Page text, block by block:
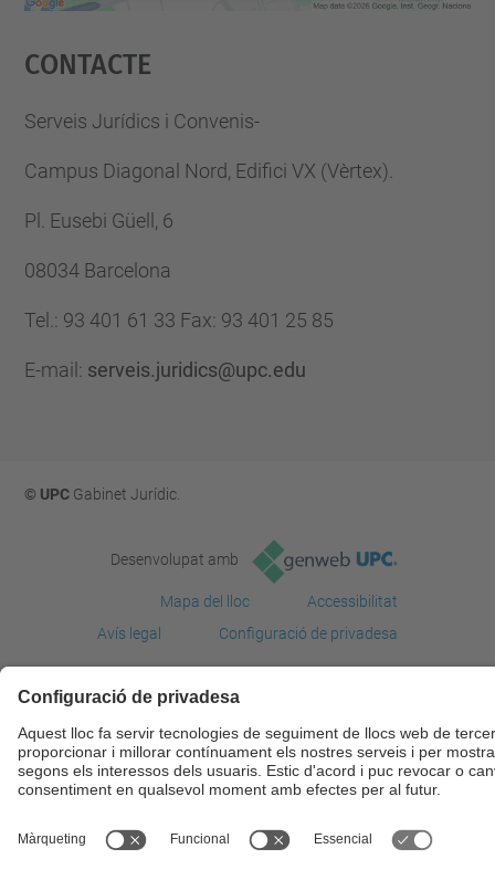
powered by
Contacte
Serveis Jurídics i Convenis-
Campus Diagonal Nord, Edifici VX (Vèrtex).
Pl. Eusebi Güell, 6
08034 Barcelona
Tel. : 93 401 61 33 Fax: 93 401 25 85
E-mail : serveis.juridics@upc.edu
© UPCGabinet Jurí­dic.
Desenvolupat amb
Mapa del lloc
Accessibilitat
Avís legal
Configuració de privadesa